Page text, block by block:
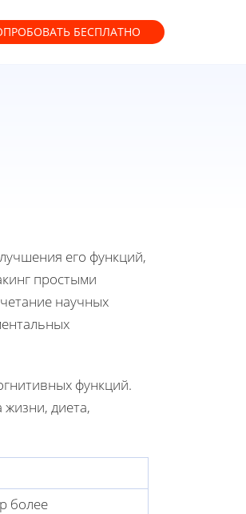
БЕСПЛАТНО
его функций,
простыми
научных
функций.
диета,
более